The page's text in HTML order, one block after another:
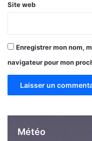
Site web
Enregistrer mon nom,
navigateur pour mon
Météo